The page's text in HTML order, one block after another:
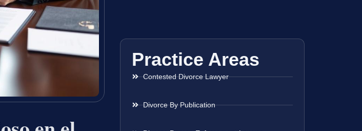
Practice Areas
Contested Divorce Lawyer
Divorce By Publication